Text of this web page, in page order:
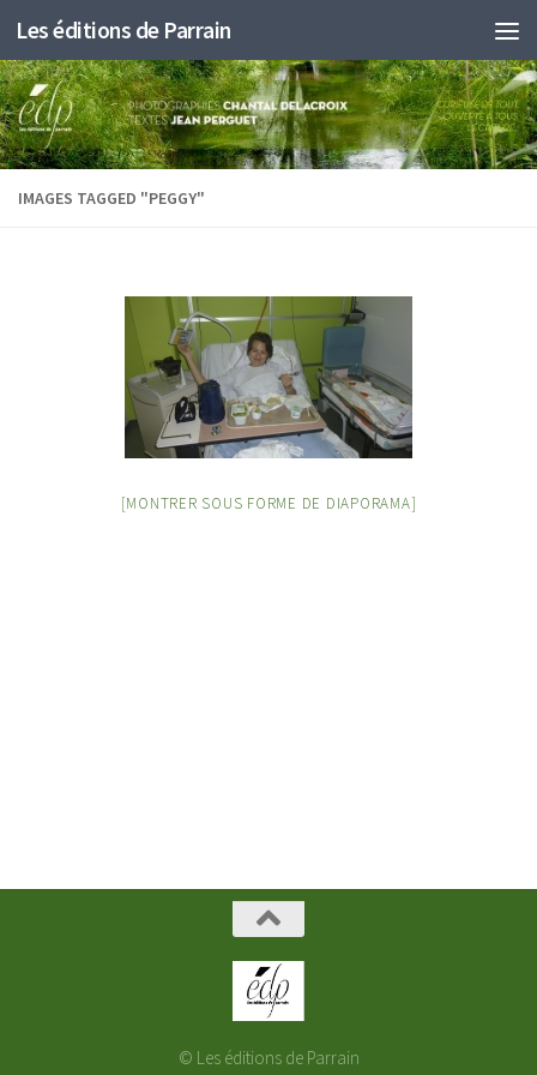
Au dessous du contenu
Les éditions de Parrain
IMAGES TAGGED "PEGGY"
[MONTRER SOUS FORME DE DIAPORAMA]
© Les éditions de Parrain